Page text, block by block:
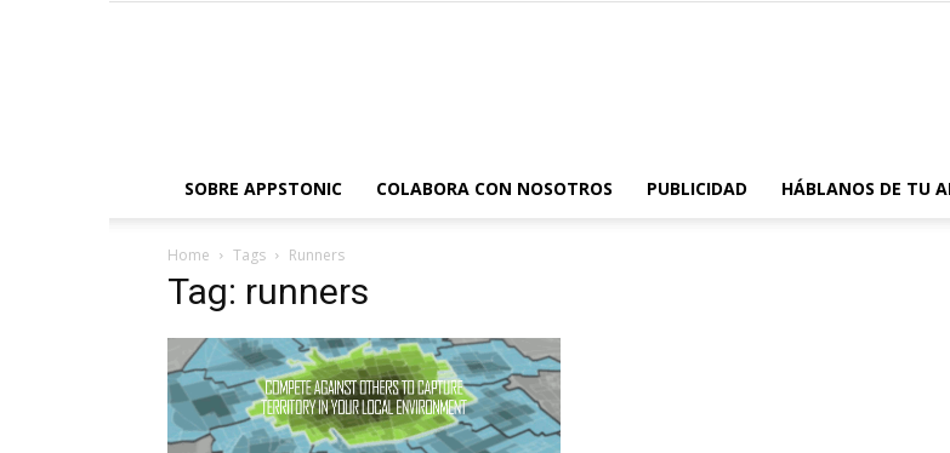
SOBRE APPSTONIC COLABORA CON NOSOTROS PUBLICIDAD HÁBLANOS DE TU
Home Tags Runners
Tag: runners